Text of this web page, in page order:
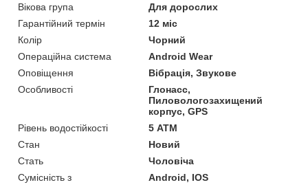
Вікова група
Для дорослих
Гарантійний термін
12 міс
Колір
Чорний
Операційна система
Android Wear
Оповіщення
Вібрація, Звукове
Особливості
Глонасс,
Пиловологозахищений
корпус, GPS
Рівень водостійкості
5 АТМ
Стан
Новий
Стать
Чоловіча
Сумісність з
Android, IOS